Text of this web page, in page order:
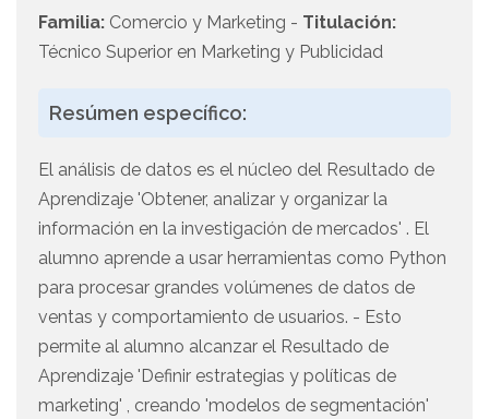
Familia: Comercio y Marketing - Titulación:
Técnico Superior en Marketing y Publicidad
Resúmen específico:
El análisis de datos es el núcleo del Resultado de
Aprendizaje 'Obtener, analizar y organizar la
información en la investigación de mercados' . El
alumno aprende a usar herramientas como Python
para procesar grandes volúmenes de datos de
ventas y comportamiento de usuarios. - Esto
permite al alumno alcanzar el Resultado de
Aprendizaje 'Definir estrategias y políticas de
marketing' , creando 'modelos de segmentación'